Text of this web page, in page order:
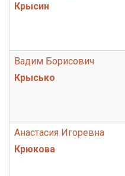
Крысин
Вадим Борисович
Крысько
Анастасия Игоревна
Крюкова